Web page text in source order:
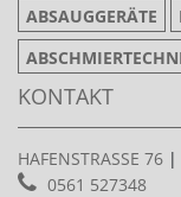
ABSAUGGERÄTE
KONTAKT
HAFENSTRASSE 76 |
0561 527348